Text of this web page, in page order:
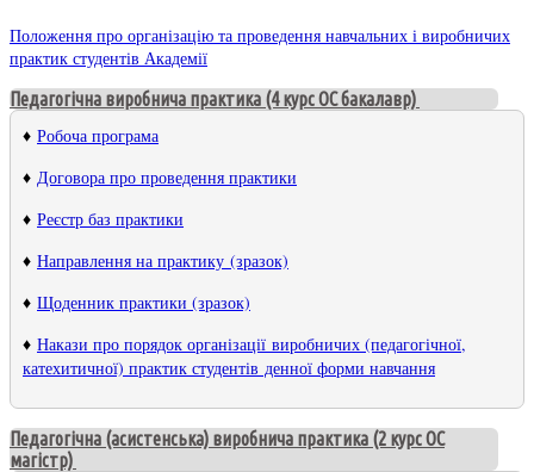
Положення про організацію та проведення навчальних і виробничих
практик студентів Академії
Педагогічна виробнича практика (4 курс ОС бакалавр)
♦ Робоча програма
♦ Договора про проведення практики
♦ Реєстр баз практики
♦ Направлення на практику (зразок)
♦ Щоденник практики (зразок)
♦ Накази про порядок організації виробничих (педагогічної,
катехитичної) практик студентів денної форми навчання
Педагогічна (асистенська) виробнича практика (2 курс ОС
магістр)